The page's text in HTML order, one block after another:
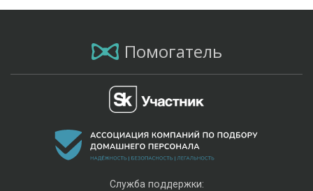
Помогатель
Служба поддержки: